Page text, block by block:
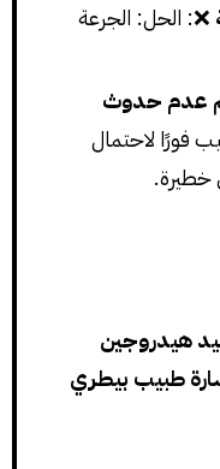
❌: الحل: الجرعة
عدم حدوث
فورًا لاحتمال
هيدروجين
طبيب بيطري